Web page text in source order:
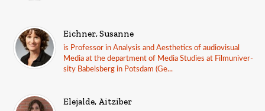
Eichner, Susanne
is Professor in Analysis and Aesthetics of audiovisual
Media at the department of Media Studies at Filmuniver-
sity Babelsberg in Potsdam (Ge...
Elejalde, Aitziber